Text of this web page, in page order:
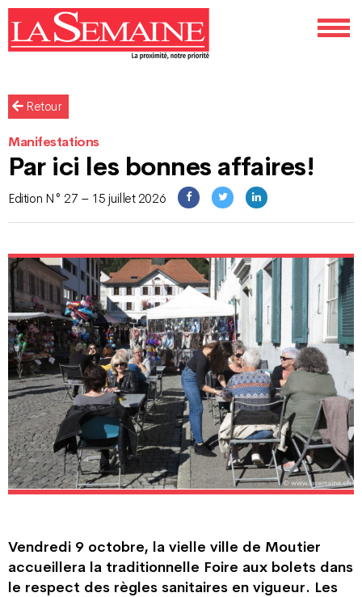
Retour
Manifestations
Par ici les bonnes affaires!
Edition N° 27 – 15 juillet 2026
Vendredi 9 octobre, la vielle ville de Moutier
accueillera la traditionnelle Foire aux bolets dans
le respect des règles sanitaires en vigueur. Les